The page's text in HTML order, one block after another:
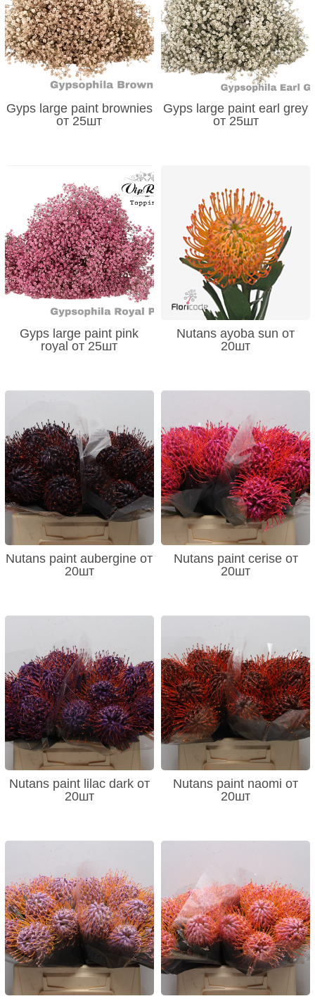
Gyps large paint brownies
от 25шт
Gyps large paint earl grey
от 25шт
Gyps large paint pink
royal от 25шт
Nutans ayoba sun от
20шт
Nutans paint aubergine от
20шт
Nutans paint cerise от
20шт
Nutans paint lilac dark от
20шт
Nutans paint naomi от
20шт